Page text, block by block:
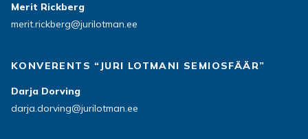
Merit Rickberg
merit.rickberg@jurilotman.ee
KONVERENTS “JURI LOTMANI SEMIOSFÄÄR”
Darja Dorving
darja.dorving@jurilotman.ee